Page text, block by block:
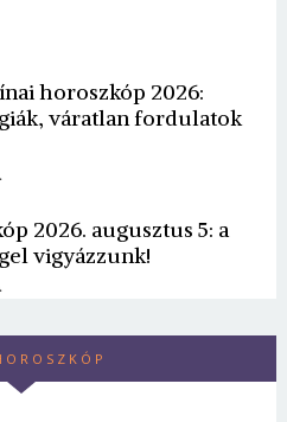
horoszkóp 2026:
váratlan fordulatok
2026. augusztus 5: a
vigyázzunk!